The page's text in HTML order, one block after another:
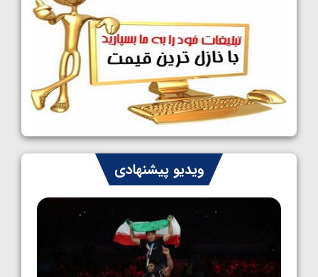
کشتی آزاد نوجوانان جهان؛ رقبای نمایندگان
ایران مشخص شدند
1405/05/08
کشتی فرنگی نوجوانان جهان؛ سکوی تیمی
سوم برای ایران
1405/05/07
ایران چشم به راه چهار مدال در پنج وزن دوم
کشتی فرنگی نوجوانان جهان
1405/05/06
ویدیو پیشنهادی